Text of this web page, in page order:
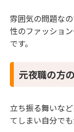
雰囲気の問題な
性のファッショ
です。
元夜職の方
立ち振る舞いな
てしまい自分で